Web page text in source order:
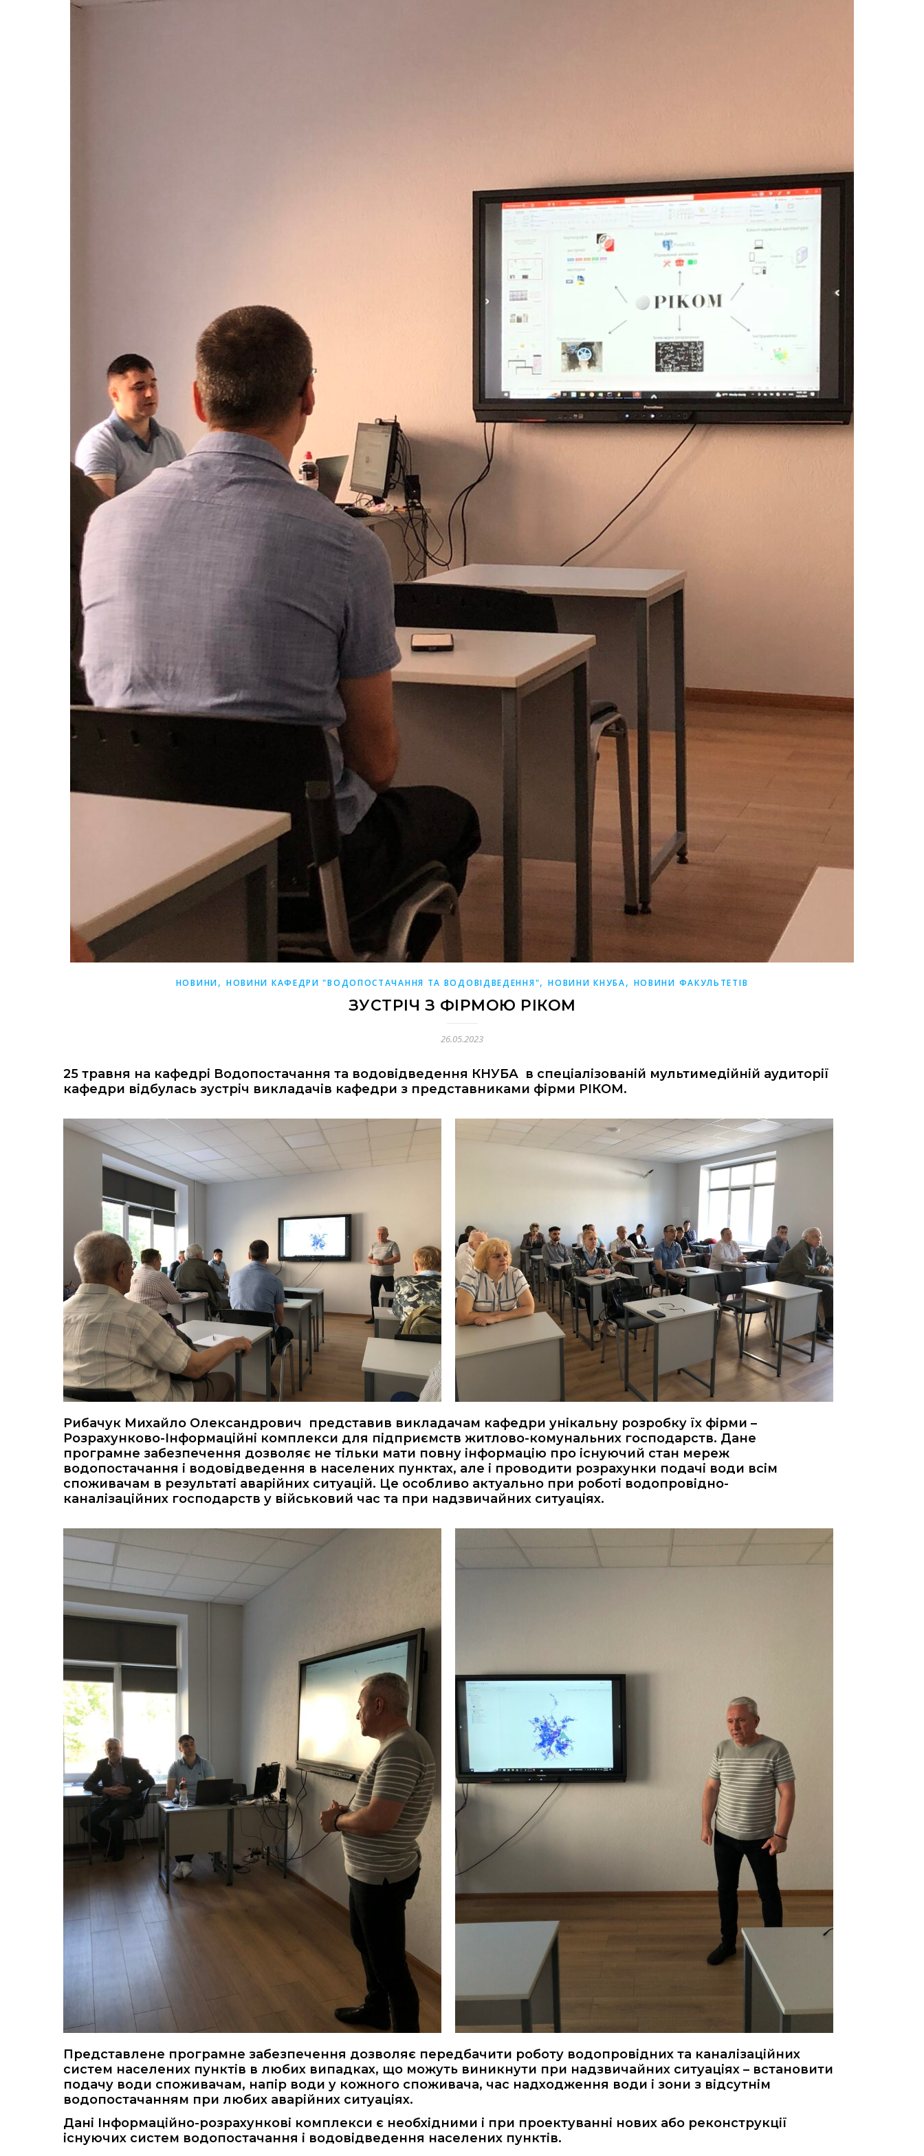
НОВИНИ, НОВИНИ КАФЕДРИ "ВОДОПОСТАЧАННЯ ТА ВОДОВІДВЕДЕННЯ",НОВИНИ КНУБА, НОВИНИ ФАКУЛЬТЕТІВ
ЗУСТРІЧ З ФІРМОЮ РІКОМ
26.05.2023
25 травня на кафедрі Водопостачання та водовідведення КНУБА в спеціалізованій мультимедійній аудиторії
кафедри відбулась зустріч викладачів кафедри з представниками фірми РІКОМ.
Рибачук Михайло Олександрович представив викладачам кафедри унікальну розробку їх фірми –
Розрахунково-Інформаційні комплекси для підприємств житлово-комунальних господарств. Дане
програмне забезпечення дозволяє не тільки мати повну інформацію про існуючий стан мереж
водопостачання і водовідведення в населених пунктах, але і проводити розрахунки подачі води всім
споживачам в результаті аварійних ситуацій. Це особливо актуально при роботі водопровідно-
каналізаційних господарств у військовий час та при надзвичайних ситуаціях.
Представлене програмне забезпечення дозволяє передбачити роботу водопровідних та каналізаційних
систем населених пунктів в любих випадках, що можуть виникнути при надзвичайних ситуаціях – встановити
подачу води споживачам, напір води у кожного споживача, час надходження води і зони з відсутнім
водопостачанням при любих аварійних ситуаціях.
Дані Інформаційно-розрахункові комплекси є необхідними і при проектуванні нових або реконструкції
існуючих систем водопостачання і водовідведення населених пунктів.